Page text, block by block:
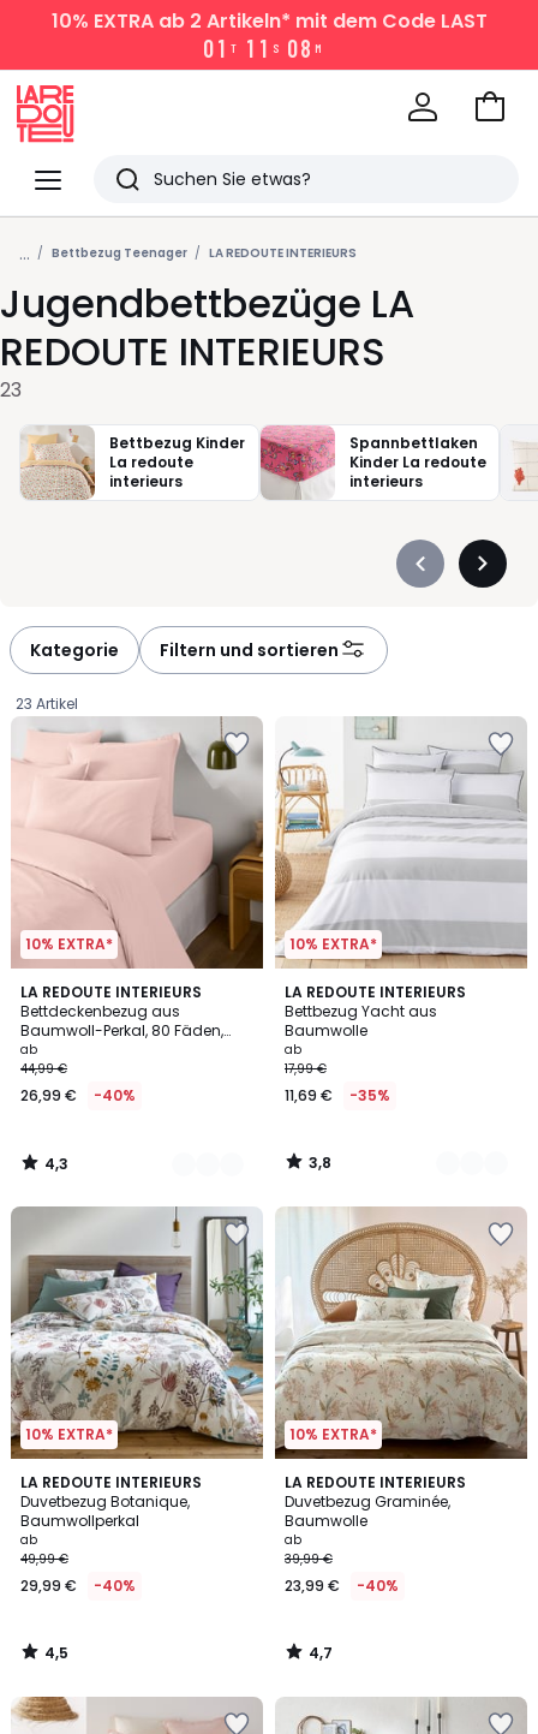
10% EXTRAab 2 Artikeln* mit dem Code LAST
01 T 1 1 S 08 M
Menü
Redoute
Suchen
Zuletzt
angesehen
Artikel
Zum
... Bettbezug Teenager LA REDOUTE INTERIEURS
Jugendbettbezüge LA
REDOUTE INTERIEURS
23
Bettbezug Kinder
La redoute
interieurs
Spannbettlaken
Kinder La redoute
interieurs
Précédent
Kategorie Filtern und sortieren
23 Artikel
10% EXTRA*
LA REDOUTE INTERIEURS
Bettdeckenbezug aus
Baumwoll-Perkal, 80 Fäden,
Scenario
Ab
26,99
€
44,99
€
Rabatt
angewendet.
ab
44,99 €
26,99 € -40%
4,3
/ 5
22
Farben
4,3
/
10% EXTRA*
LA REDOUTE INTERIEURS
Bettbezug Yacht aus
Baumwolle
ab
17,99 €
11,69 € -35%
3,8
/ 5
2
Farben
3,8
/
10% EXTRA*
LA REDOUTE INTERIEURS
Duvetbezug Botanique,
Baumwollperkal
ab
49,99 €
29,99 € -40%
4,5
/ 5
4,5
/
10% EXTRA*
LA REDOUTE INTERIEURS
Duvetbezug Graminée,
Baumwolle
ab
39,99 €
23,99 € -40%
4,7
/ 5
4,7
/